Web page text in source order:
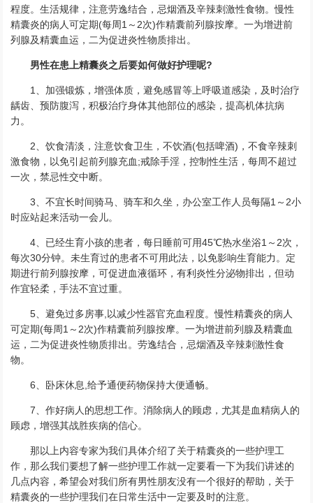
程度。生活规律，注意劳逸结合，忌烟酒及辛辣刺激性食物。慢性
精囊炎的病人可定期(每周1～2次)作精囊前列腺按摩。一为增进前
列腺及精囊血运，二为促进炎性物质排出。
男性在患上精囊炎之后要如何做好护理呢?
1、加强锻炼，增强体质，避免感冒等上呼吸道感染，及时治疗
龋齿、预防腹泻，积极治疗身体其他部位的感染，提高机体抗病
力。
2、饮食清淡，注意饮食卫生，不饮酒(包括啤酒)，不食辛辣刺
激食物，以免引起前列腺充血;戒除手淫，控制性生活，每周不超过
一次，禁忌性交中断。
3、不宜长时间骑马、骑车和久坐，办公室工作人员每隔1～2小
时应站起来活动一会儿。
4、已经生育小孩的患者，每日睡前可用45℃热水坐浴1～2次，
每次30分钟。未生育过的患者不可用此法，以免影响生育能力。定
期进行前列腺按摩，可促进血液循环，有利炎性分泌物排出，但动
作宜轻柔，手法不宜过重。
5、避免过多房事,以减少性器官充血程度。慢性精囊炎的病人
可定期(每周1～2次)作精囊前列腺按摩。一为增进前列腺及精囊血
运，二为促进炎性物质排出。劳逸结合，忌烟酒及辛辣刺激性食
物。
6、卧床休息,给予通便药物保持大便通畅。
7、作好病人的思想工作。消除病人的顾虑，尤其是血精病人的
顾虑，增强其战胜疾病的信心。
那以上内容专家为我们具体介绍了关于精囊炎的一些护理工
作，那么我们要想了解一些护理工作就一定要看一下为我们讲述的
几点内容，希望会对我们所有男性朋友没有一个很好的帮助，关于
精囊炎的一些护理我们在日常生活中一定要及时的注意。